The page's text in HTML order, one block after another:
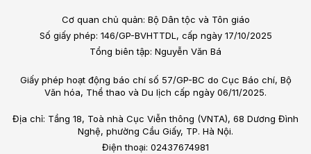
Cơ quan chủ quản: Bộ Dân tộc và Tôn giáo
Số giấy phép: 146/GP-BVHTTDL, cấp ngày 17/10/2025
Tổng biên tập: Nguyễn Văn Bá
Giấy phép hoạt động báo chí số 57/GP-BC do Cục Báo chí, Bộ
Văn hóa, Thể thao và Du lịch cấp ngày 06/11/2025.
Địa chỉ: Tầng 18, Toà nhà Cục Viễn thông (VNTA), 68 Dương Đình
Nghệ, phường Cầu Giấy, TP. Hà Nội.
Điện thoại: 02437674981